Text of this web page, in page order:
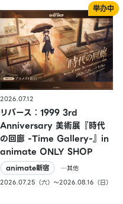
2026.07.12
リバース：1999 3rd
Anniversary 美術展『時代
の回廊 -Time Gallery-』in
animate ONLY SHOP
animate新宿
…其他
2026.07.25（六）〜2026.08.16（日）